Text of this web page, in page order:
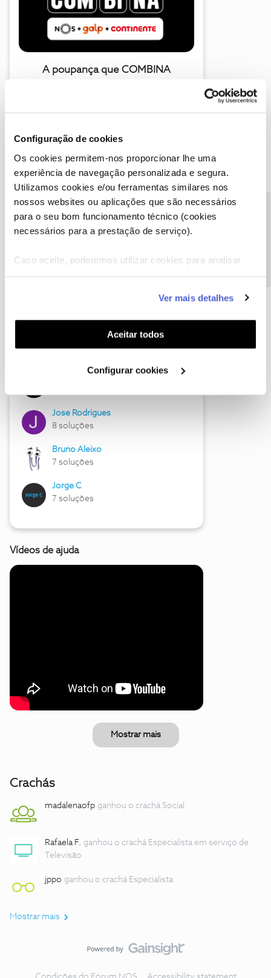
Configuração de cookies
Os cookies permitem-nos proporcionar lhe uma
experiência de navegação personalizada e segura.
Utilizamos cookies e/ou ferramentas similares nos
nossos websites ou aplicações que são necessários
para o seu bom funcionamento técnico (cookies
necessários para a prestação de serviço).
Caso aceite, poderemos utilizar cookies para analisar
funcionalidades (cookies de personalização e
funcionalidade) e adaptar anúncios aos seus interesses
(cookies de publicidade personalizada). Pode gerir a
utilização dos cookies clicando em "Configurar
Ver mais detalhes
Aceitar todos
Configurar cookies
A poupança que COMBINA
Descubra as novidades de junho
Hall of Fame de junho
Jose Rodrigues
8 soluções
Bruno Aleixo
7 soluções
Jorge C
7 soluções
Vídeos de ajuda
Mostrar mais
Crachás
madalenaofp ganhou o crachá Social
Rafaela F. ganhou o crachá Especialista em serviço de
Televisão
jppo ganhou o crachá Especialista
Mostrar mais